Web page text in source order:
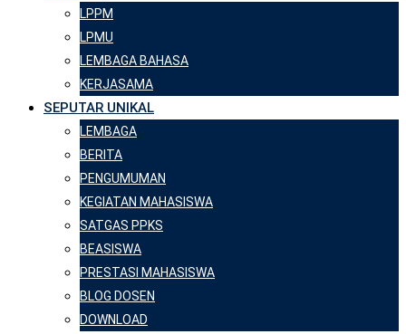
LPPM
LPMU
LEMBAGA BAHASA
KERJASAMA
SEPUTAR UNIKAL
LEMBAGA
BERITA
PENGUMUMAN
KEGIATAN MAHASISWA
SATGAS PPKS
BEASISWA
PRESTASI MAHASISWA
BLOG DOSEN
DOWNLOAD